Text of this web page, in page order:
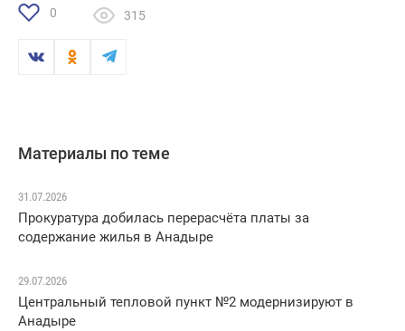
0 315
Материалы по теме
31.07.2026
Прокуратура добилась перерасчёта платы за
содержание жилья в Анадыре
29.07.2026
Центральный тепловой пункт №2 модернизируют в
Анадыре